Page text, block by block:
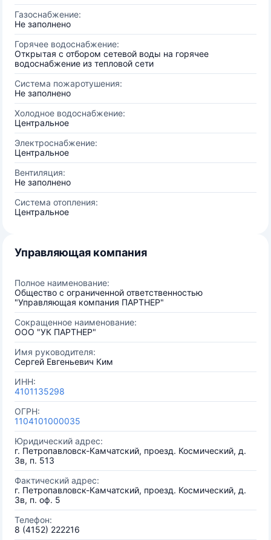
Газоснабжение:
Не заполнено
Горячее водоснабжение:
Открытая с отбором сетевой воды на горячее
водоснабжение из тепловой сети
Система пожаротушения:
Не заполнено
Холодное водоснабжение:
Центральное
Электроснабжение:
Центральное
Вентиляция:
Не заполнено
Система отопления:
Центральное
Управляющая компания
Полное наименование:
Общество с ограниченной ответственностью
"Управляющая компания ПАРТНЕР"
Сокращенное наименование:
ООО "УК ПАРТНЕР"
Имя руководителя:
Сергей Евгеньевич Ким
ИНН:
4101135298
ОГРН:
1104101000035
Юридический адрес:
г. Петропавловск-Камчатский, проезд. Космический, д.
3в, п. 513
Фактический адрес:
г. Петропавловск-Камчатский, проезд. Космический, д.
3в, п. оф. 5
Телефон:
8 (4152) 222216